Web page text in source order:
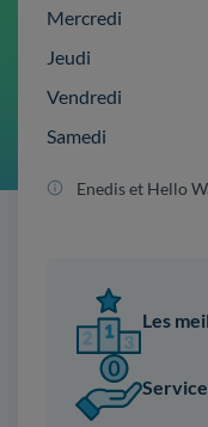
Mercredi
Jeudi
Vendredi
Samedi
Enedis et Hello
Les